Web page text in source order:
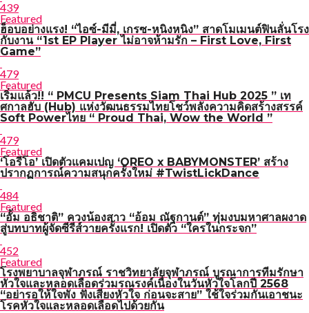
439
Featured
ฮ็อบอย่างแรง! “ไอซ์-มีมี่, เกรซ-หนิงหนิง” สาดโมเมนต์ฟินลั่นโรง
กับงาน “1st EP Player ไม่อาจห้ามรัก – First Love, First
Game”
479
Featured
เริ่มแล้ว!! “ PMCU Presents Siam Thai Hub 2025 ” เท
ศกาลฮับ (Hub) แห่งวัฒนธรรมไทยโชว์พลังความคิดสร้างสรรค์
Soft Powerไทย “ Proud Thai, Wow the World ”
479
Featured
‘โอรีโอ’ เปิดตัวแคมเปญ ‘OREO x BABYMONSTER’ สร้าง
ปรากฏการณ์ความสนุกครั้งใหม่ #TwistLickDance
484
Featured
“อั้ม อธิชาติ” ควงน้องสาว “อ้อม ณัฐกานต์” ทุ่มงบมหาศาลผงาด
สู่บทบาทผู้จัดซีรีส์วายครั้งแรก! เปิดตัว “ใครในกระจก”
452
Featured
โรงพยาบาลจุฬาภรณ์ ราชวิทยาลัยจุฬาภรณ์ บูรณาการทีมรักษา
หัวใจและหลอดเลือดร่วมรณรงค์เนื่องในวันหัวใจโลกปี 2568
“อย่ารอให้ใจพัง ฟังเสียงหัวใจ ก่อนจะสาย” ใช้ใจร่วมกันเอาชนะ
โรคหัวใจและหลอดเลือดไปด้วยกัน